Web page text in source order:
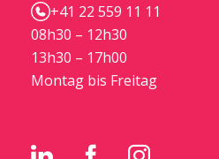
+41 22 559 11 11
08h30 – 12h30
13h30 – 17h00
Montag bis Freitag